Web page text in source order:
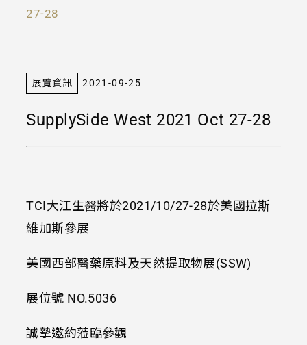
27-28
展覽資訊 2021-09-25
SupplySide West 2021 Oct 27-28
TCI大江生醫將於2021/10/27-28於美國拉斯
維加斯參展
美國西部醫藥原料及天然提取物展(SSW)
展位號 NO.5036
誠摯邀約蒞臨參觀